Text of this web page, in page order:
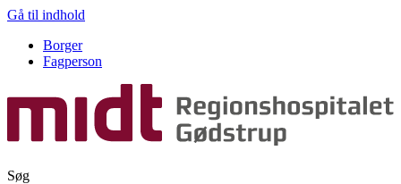
Gå til indhold
Borger
Fagperson
Søg